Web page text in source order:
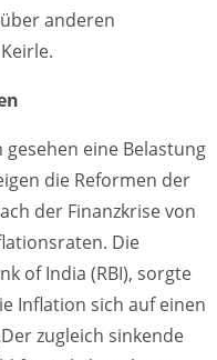
anderen
eine Belastung
die Reformen der
der Finanzkrise von
Die
of India (RBI), sorgte
Inflation sich auf einen
zugleich sinkende